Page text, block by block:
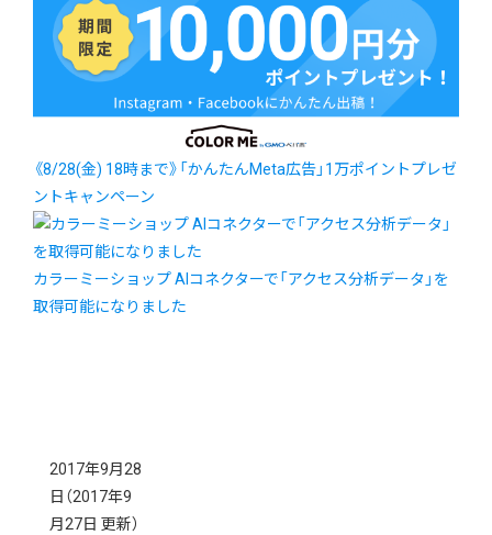
《8/28(金) 18時まで》「かんたんMeta広告」1万ポイントプレゼ
ントキャンペーン
カラーミーショップ AIコネクターで「アクセス分析データ」を
取得可能になりました
2017年9月28
日 （2017年9
月27日 更新）